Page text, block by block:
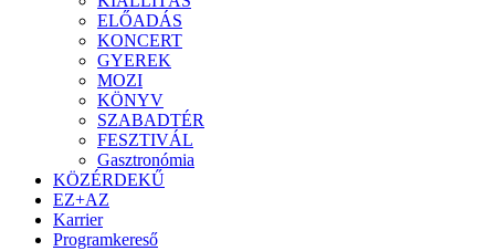
ELŐADÁS
KONCERT
GYEREK
MOZI
KÖNYV
SZABADTÉR
FESZTIVÁL
Gasztronómia
KÖZÉRDEKŰ
EZ+AZ
Karrier
Programkereső